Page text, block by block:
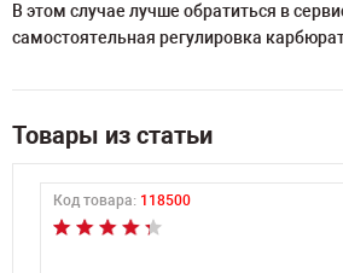
В этом случае лучше обратиться в
самостоятельная регулировка
Товары из статьи
Код товара: 118500